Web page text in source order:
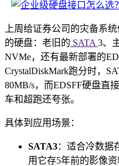
上周给证券公司的灾备系
的硬盘：老旧的 SATA 3、
NVMe，还有最新部署的
CrystalDiskMark跑分时，
80MB/s，而EDSFF硬盘直
车和超跑还夸张。
具体到应用场景：
SATA3：适合冷数据
用它存5年前的影像资